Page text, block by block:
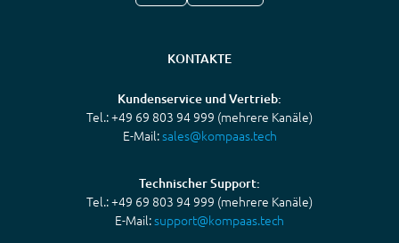
KONTAKTE
Kundenservice und Vertrieb:
Tel.: +49 69 803 94 999 (mehrere Kanäle)
E-Mail:sales@kompaas.tech
Technischer Support:
Tel.: +49 69 803 94 999 (mehrere Kanäle)
E-Mail:support@kompaas.tech